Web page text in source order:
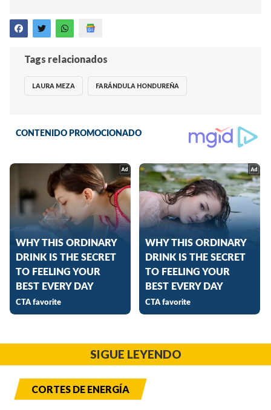
Tags relacionados
LAURA MEZA FARÁNDULA HONDUREÑA
SIGUE LEYENDO
CORTES DE ENERGÍA